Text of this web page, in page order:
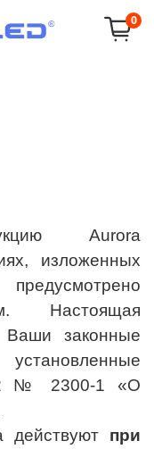
0
Aurora
изложенных
Настоящая
Ваши законные
№ 2300-1 «О
действуют при